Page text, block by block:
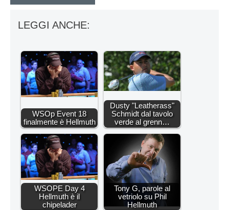
LEGGI ANCHE:
WSOp Event 18
finalmente è Hellmuth
Dusty "Leatherass"
Schmidt dal tavolo
verde al grenn…
WSOPE Day 4
Hellmuth è il
chipelader
Tony G, parole al
vetriolo su Phil
Hellmuth